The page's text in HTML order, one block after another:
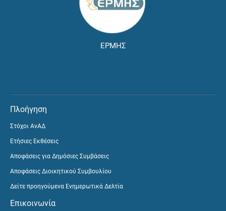
ΕΡΜΗΣ
Πλοήγηση
Στόχοι ΑνΑΔ
Ετήσιες Εκθέσεις
Αποφάσεις για Δημόσιες Συμβάσεις
Αποφάσεις Διοικητικού Συμβουλίου
Δείτε προηγούμενα Ενημερωτικά Δελτία
Επικοινωνία